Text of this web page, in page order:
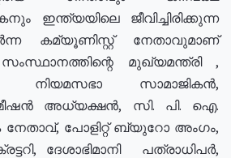
ഇന്ത്യയിലെ ജീവിച്ചിരിക്കുന്ന
കമ്യൂണിസ്റ്റ് നേതാവുമാണ്
മുഖ്യമന്ത്രി ,
നിയമസഭാ സാമാജികൻ,
അധ്യക്ഷൻ, സി. പി. ഐ.
നേതാവ്, പോളിറ്റ് ബ്യുറോ അംഗം,
ദേശാഭിമാനി പത്രാധിപർ,